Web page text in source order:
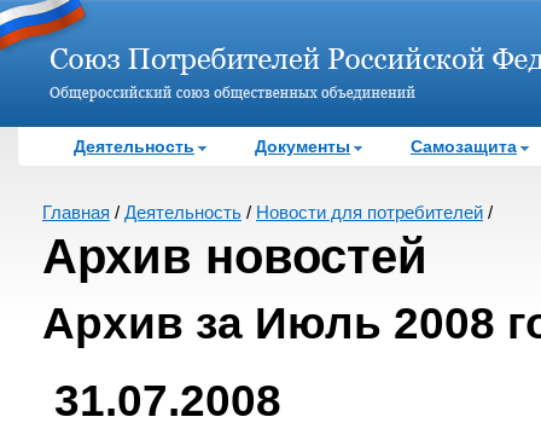
Деятельность Документы Самозащита
Главная / Деятельность / Новости для потребителей /
Архив новостей
Архив за Июль 2008
31.07.2008